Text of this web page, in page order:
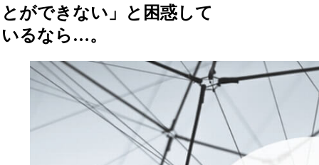
とができない」と困惑して
いるなら…。